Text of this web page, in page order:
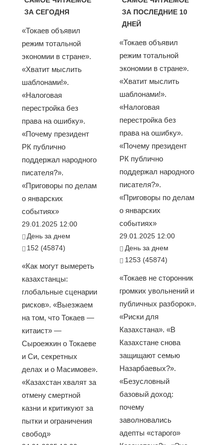
ЗА СЕГОДНЯ
«Токаев объявил
режим тотальной
экономии в стране».
«Хватит мыслить
шаблонами!».
«Налоговая
перестройка без
права на ошибку».
«Почему президент
РК публично
поддержал народного
писателя?».
«Приговоры по делам
о январских
событиях»
29.01.2025 12:00
День за днем
152 (45874)
«Как могут вымереть
казахстанцы:
глобальные сценарии
рисков». «Выезжаем
на том, что Токаев —
китаист» —
Сыроежкин о Токаеве
и Си, секретных
делах и о Масимове».
«Казахстан хвалят за
отмену смертной
казни и критикуют за
пытки и ограничения
свобод»
ЗА ПОСЛЕДНИЕ 10
ДНЕЙ
«Токаев объявил
режим тотальной
экономии в стране».
«Хватит мыслить
шаблонами!».
«Налоговая
перестройка без
права на ошибку».
«Почему президент
РК публично
поддержал народного
писателя?».
«Приговоры по делам
о январских
событиях»
29.01.2025 12:00
День за днем
1253 (45874)
«Токаев не сторонник
громких увольнений и
публичных разборок».
«Риски для
Казахстана». «В
Казахстане снова
защищают семью
Назарбаевых?».
«Безусловный
базовый доход:
почему
заволновались
адепты «старого»